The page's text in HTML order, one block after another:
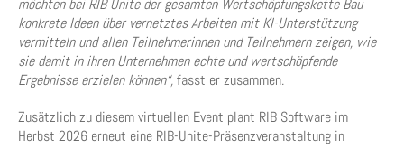
möchten bei RIB Unite der gesamten Wertschöpfungskette Bau
konkrete Ideen über vernetztes Arbeiten mit KI-Unterstützung
vermitteln und allen Teilnehmerinnen und Teilnehmern zeigen, wie
sie damit in ihren Unternehmen echte und wertschöpfende
Ergebnisse erzielen können“,fasst er zusammen.
Zusätzlich zu diesem virtuellen Event plant RIB Software im
Herbst 2026 erneut eine RIB-Unite-Präsenzveranstaltung in